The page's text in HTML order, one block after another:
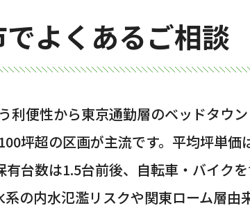
よくあるご相談
利便性から東京通勤層のベッドタウ
坪超の区画が主流です。平均坪単価
台数は1.5台前後、自転車・バイク
の内水氾濫リスクや関東ローム層由